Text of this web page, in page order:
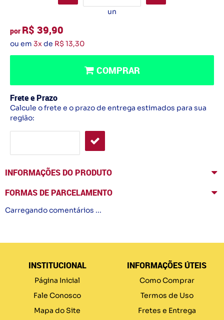
un
por R$ 39,90
ou em 3xde R$ 13,30
COMPRAR
Frete e Prazo
Calcule o frete e o prazo de entrega estimados para sua
região:
INFORMAÇÕES DO PRODUTO
FORMAS DE PARCELAMENTO
Carregando comentários ...
INSTITUCIONAL
Página Inicial
Fale Conosco
Mapa do Site
INFORMAÇÕES ÚTEIS
Como Comprar
Termos de Uso
Fretes e Entrega